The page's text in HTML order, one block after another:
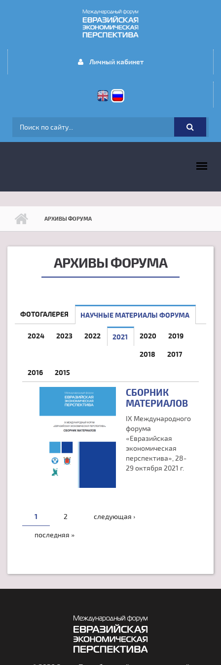
Личный кабинет
ФОРМА ПОИСКА
АРХИВЫ ФОРУМА
АРХИВЫ ФОРУМА
ФОТОГАЛЕРЕЯ НАУЧНЫЕ МАТЕРИАЛЫ ФОРУМА
2024 2023 2022 2021 (АКТИВНАЯ ВКЛАДКА)
2020 2019
2018 2017
2016 2015
СБОРНИК
МАТЕРИАЛОВ
IX Международного
форума
«Евразийская
экономическая
перспектива», 28-
29 октября 2021 г.
СТРАНИЦЫ
1 2 следующая ›
последняя »